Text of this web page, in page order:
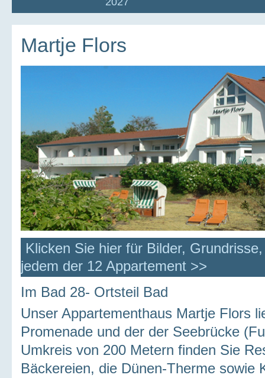
Martje Flors
Klicken Sie hier für Bilder,
jedem der 12 Appartement >>
Im Bad 28- Ortsteil Bad
Unser Appartementhaus Martje Flors
Promenade und der der Seebrücke
Umkreis von 200 Metern finden Sie
Bäckereien, die Dünen-Therme sowie